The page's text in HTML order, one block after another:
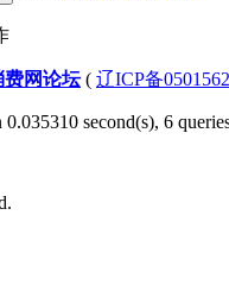
费网论坛( 辽ICP备
0.035310 second(s), 6